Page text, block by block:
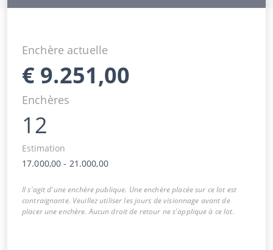
Enchère actuelle
€ 9.251,00
Enchères
12
Estimation
17.000,00 - 21.000,00
Il s'agit d'une enchère publique. Une enchère placée sur ce lot est
contraignante. Veuillez utiliser les jours de visionnage avant de
placer une enchère. Aucun droit de retour ne s'applique à ce lot.